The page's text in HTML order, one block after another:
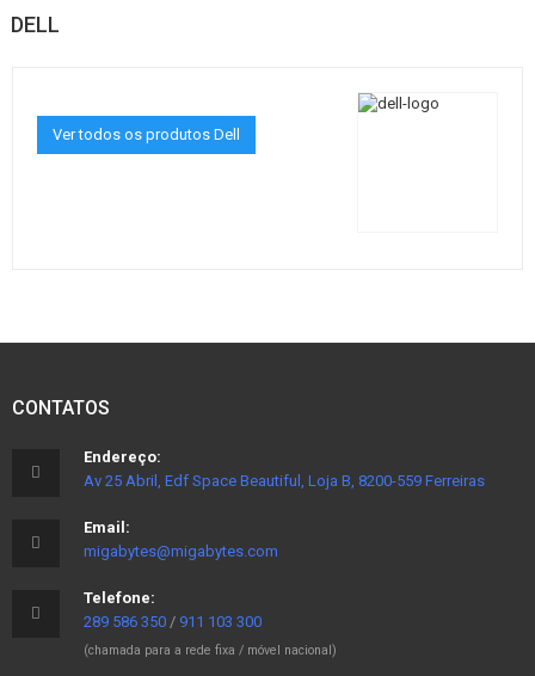
DELL
Ver todos os produtos Dell
CONTATOS
Endereço:
Av 25 Abril, Edf Space Beautiful, Loja B, 8200-559 Ferreiras
Email:
migabytes@migabytes.com
Telefone:
289 586 350 / 911 103 300
(chamada para a rede fixa / móvel nacional)